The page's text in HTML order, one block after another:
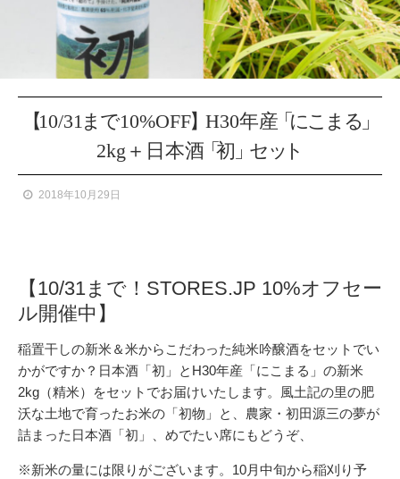
【10/31ま で10%OFF】 H30年産「 にこ ま る 」
2kg＋日本酒「初 」 セット
2018年10月29日
【10/31まで！STORES.JP 10%オフセー
ル開催中】
稲置干しの新米＆米からこだわった純米吟醸酒をセットでい
かがですか？日本酒「初」とH30年産「にこまる」の新米
2kg（精米）をセットでお届けいたします。風土記の里の肥
沃な土地で育ったお米の「初物」と、農家・初田源三の夢が
詰まった日本酒「初」、めでたい席にもどうぞ、
※新米の量には限りがございます。10月中旬から稲刈り予